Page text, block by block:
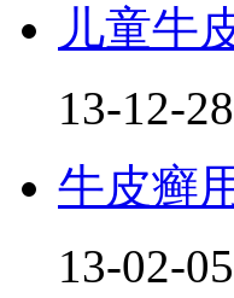
儿童牛
13-12-28
牛皮癣
13-02-05